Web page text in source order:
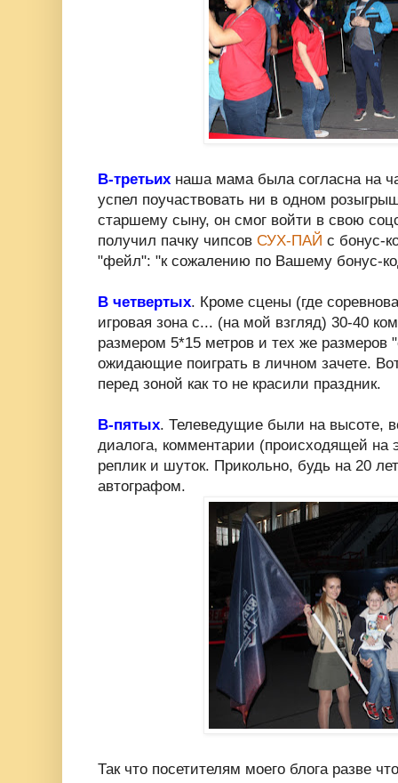
В-третьих наша мама была согласна на
успел поучаствовать ни в одном
старшему сыну, он смог войти в свою
получил пачку чипсов СУХ-ПАЙ с бонус-
"фейл": "к сожалению по Вашему бонус-
В четвертых. Кроме сцены (где
игровая зона с... (на мой взгляд) 30-40
размером 5*15 метров и тех же размеров
ожидающие поиграть в личном зачете.
перед зоной как то не красили праздник.
В-пятых. Телеведущие были на высоте,
диалога, комментарии (происходящей на
реплик и шуток. Прикольно, будь на 20
автографом.
Так что посетителям моего блога разве